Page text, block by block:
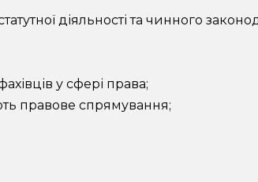
діяльності та чинного
у сфері права;
правове спрямування;